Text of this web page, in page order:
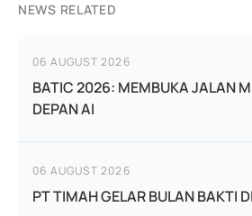
NEWS RELATED
06 AUGUST 2026
BATIC 2026: MEMBUKA JALAN
DEPAN AI
06 AUGUST 2026
PT TIMAH GELAR BULAN BAKTI